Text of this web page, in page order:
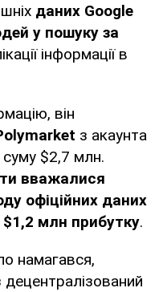
даних Google
у пошуку за
інформації в
він
з акаунта
$2,7 млн.
вважалися
офіційних даних
млн прибутку.
намагався,